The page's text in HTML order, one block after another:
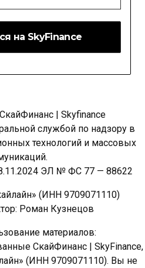
| Skyfinance
службой по надзору в
технологий и массовых
ЭЛ № ФС 77 — 88622
(ИНН 9709071110)
Роман Кузнецов
материалов:
СкайФинанс | SkyFinance,
(ИНН 9709071110). Вы не